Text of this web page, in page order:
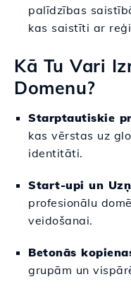
palīdzības
kas saistīti ar
Kā Tu Vari
Domenu?
Starptautiskie
kas vērstas uz
identitāti.
Start-upi un
profesionālu
veidošanai.
Betonās
grupām un